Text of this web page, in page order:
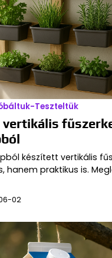
Teszteltük
vertikális
készített vertikális
hanem praktikus is.
02